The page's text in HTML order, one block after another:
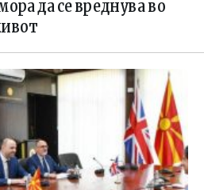
да се вреднува во